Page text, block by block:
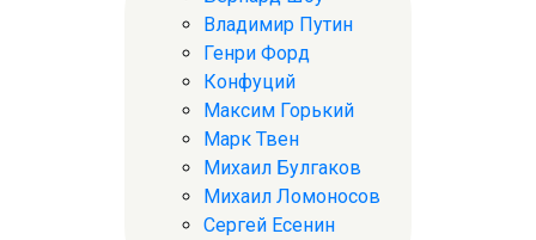
Владимир Путин
Генри Форд
Конфуций
Максим Горький
Марк Твен
Михаил Булгаков
Михаил Ломоносов
Сергей Есенин